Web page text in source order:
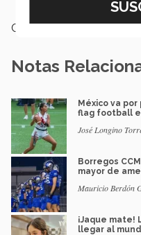
Categoría:
Notas
México va
flag football
José Longino
Borregos
mayor de
Mauricio Berdón
¡Jaque mate!
llegar al